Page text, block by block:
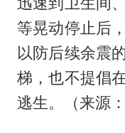
等晃动停止后
以防后续余震
梯，也不提倡
逃生。（来源